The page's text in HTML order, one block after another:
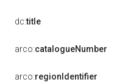
dc:title
arco:catalogueNumber
arco:regionIdentifier